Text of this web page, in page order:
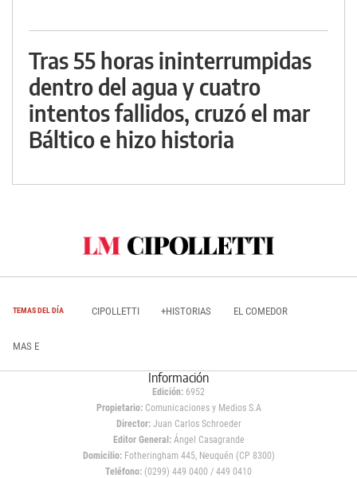
Tras 55 horas ininterrumpidas
dentro del agua y cuatro
intentos fallidos, cruzó el mar
Báltico e hizo historia
TEMAS DEL DÍA CIPOLLETTI +HISTORIAS EL COMEDOR
MAS E
Información
Edición: 6952
Propietario:Comunicaciones y Medios S.A
Director: Juan Carlos Schroeder
Editor General:Ángel Casagrande
Domicilio:Fotheringham 445, Neuquén (CP 8300)
Teléfono: (0299) 449 0400 / 449 0410